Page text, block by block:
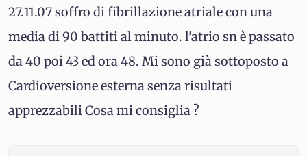
27.11.07 soffro di fibrillazione atriale con una
media di 90 battiti al minuto. l'atrio sn è passato
da 40 poi 43 ed ora 48. Mi sono già sottoposto a
Cardioversione esterna senza risultati
apprezzabili Cosa mi consiglia ?